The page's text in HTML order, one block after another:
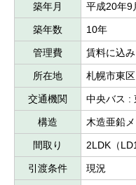
築年月 平成20年9
築年数 10年
管理費 賃料に込み
所在地 札幌市東
交通機関 中央バス :
構造 木造亜鉛
間取り 2LDK（
引渡条件 現況